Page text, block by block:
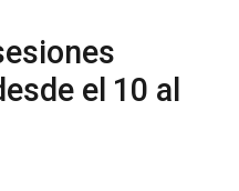
el 10 al